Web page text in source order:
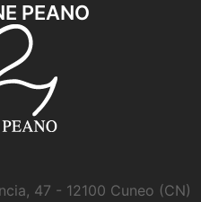
PEANO
47 - 12100 Cuneo (CN)